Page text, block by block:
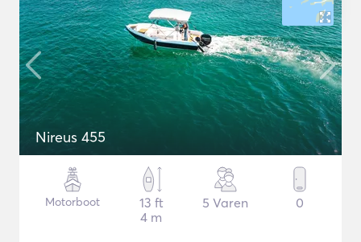
Nireus 455
Motorboot
13 ft
4 m
5 Varen 0